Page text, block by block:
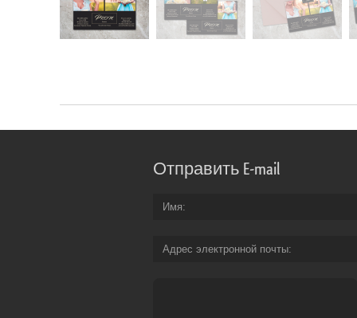
Отправить E-mail
Имя
Адрес электронной почты